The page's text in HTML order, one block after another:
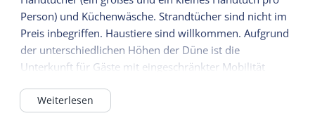
Person) und Küchenwäsche. Strandtücher sind nicht im
Preis inbegriffen. Haustiere sind willkommen. Aufgrund
der unterschiedlichen Höhen der Düne ist die
Unterkunft für Gäste mit eingeschränkter Mobilität
Weiterlesen